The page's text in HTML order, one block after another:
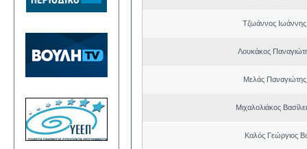
Τζωάννος Ιωάννης
Λουκάκος
Μελάς
Μιχαλολιάκος
Καλός Γεώργιος